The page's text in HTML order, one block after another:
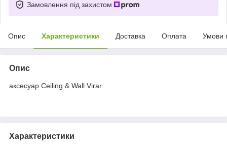
Замовлення під захистом
Опис Характеристики Доставка Оплата Умови
Опис
аксесуар Ceiling & Wall Virar
Характеристики